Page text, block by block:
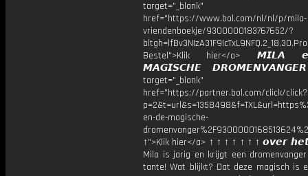
target="_blank"
href="https://www.bol.com/nl/nl/p/mila-
vriendenboekje/9300000183767652/?
Bestel">Klik hier</a>
𝙈𝘼𝙂𝙄𝙎𝘾𝙃𝙀
target="_blank"
href="https://partner.bol.com/click/click?
en-de-magische-
↑">Klik hier</a> ↑ ↑ ↑ ↑ ↑ ↑ ↑ 𝙤𝙫𝙚𝙧
Mila is jarig en krijgt een
tante! Wat blijkt? Dat deze magisch is